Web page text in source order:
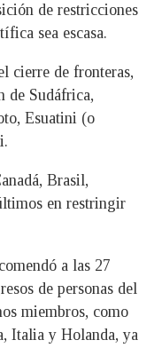
de restricciones
sea escasa.
cierre de fronteras,
de Sudáfrica,
Esuatini (o
Brasil,
en restringir
a las 27
de personas del
miembros, como
Italia y Holanda, ya